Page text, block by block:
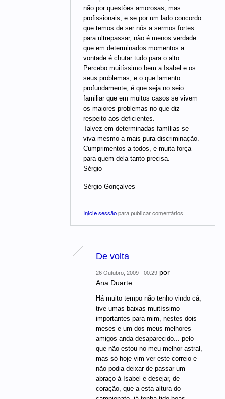
não por questões amorosas, mas
profissionais, e se por um lado concordo
que temos de ser nós a sermos fortes
para ultrepassar, não é menos verdade
que em determinados momentos a
vontade é chutar tudo para o alto.
Percebo muitíssimo bem a Isabel e os
seus problemas, e o que lamento
profundamente, é que seja no seio
familiar que em muitos casos se vivem
os maiores problemas no que diz
respeito aos deficientes.
Talvez em determinadas famílias se
viva mesmo a mais pura discriminação.
Cumprimentos a todos, e muita força
para quem dela tanto precisa.
Sérgio
Sérgio Gonçalves
Inicie sessãopara publicar comentários
De volta
26 Outubro, 2009 - 00:29 por
Ana Duarte
Há muito tempo não tenho vindo cá,
tive umas baixas muitíssimo
importantes para mim, nestes dois
meses e um dos meus melhores
amigos anda desaparecido... pelo
que não estou no meu melhor astral,
mas só hoje vim ver este correio e
não podia deixar de passar um
abraço à Isabel e desejar, de
coração, que a esta altura do